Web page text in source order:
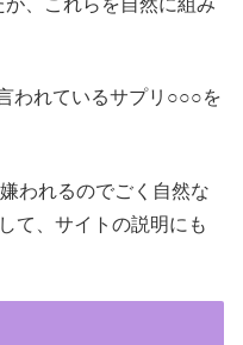
、これらを自然に組み
われているサプリ○○○を
われるのでごく自然な
て、サイトの説明にも